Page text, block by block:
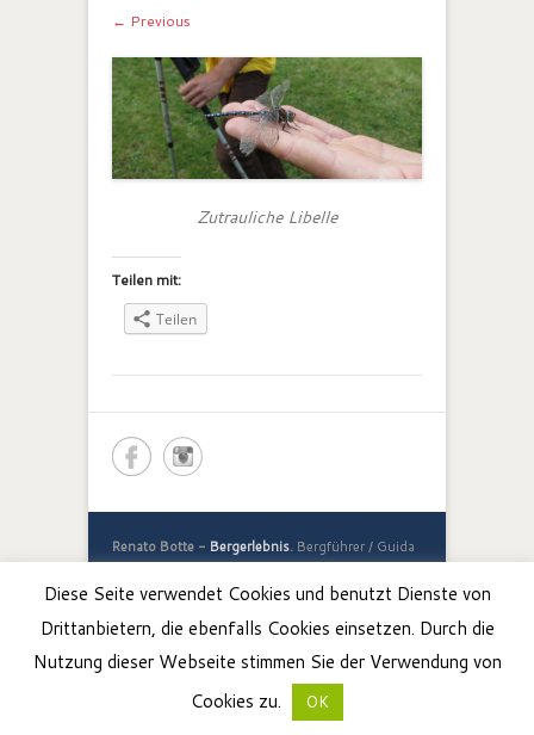
← Previous
Zutrauliche Libelle
Teilen mit:
Teilen
Renato Botte - Bergerlebnis. Bergführer / Guida
I-39050 Jenesien / San Genesio, Italien / Italia
Copyright © 2026Bergerlebnis. All Rights
Reserved.
Diese Seite verwendet Cookies und benutzt Dienste von
Drittanbietern, die ebenfalls Cookies einsetzen. Durch die
Nutzung dieser Webseite stimmen Sie der Verwendung von
Cookies zu.
OK